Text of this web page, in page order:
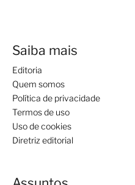
Saiba mais
Editoria
Quem somos
Política de privacidade
Termos de uso
Uso de cookies
Diretriz editorial